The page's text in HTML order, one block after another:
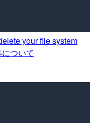
your file system
ついて